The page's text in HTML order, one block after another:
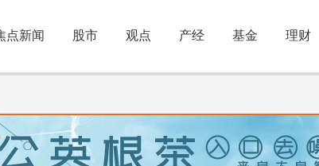
点新闻 股市 观点 产经 基金 理财